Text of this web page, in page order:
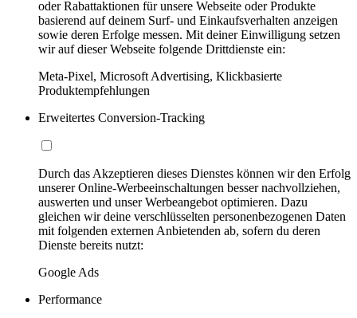
oder Rabattaktionen für unsere Webseite oder Produkte
basierend auf deinem Surf- und Einkaufsverhalten anzeigen
sowie deren Erfolge messen. Mit deiner Einwilligung setzen
wir auf dieser Webseite folgende Drittdienste ein:
Meta-Pixel, Microsoft Advertising, Klickbasierte
Produktempfehlungen
Erweitertes Conversion-Tracking
Durch das Akzeptieren dieses Dienstes können wir den Erfolg
unserer Online-Werbeeinschaltungen besser nachvollziehen,
auswerten und unser Werbeangebot optimieren. Dazu
gleichen wir deine verschlüsselten personenbezogenen Daten
mit folgenden externen Anbietenden ab, sofern du deren
Dienste bereits nutzt:
Google Ads
Performance